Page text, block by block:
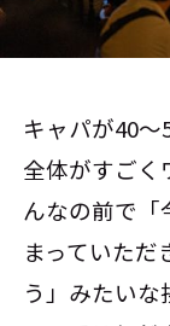
キャパが40
全体がすごく
んなの前で「
まっていただ
う」みたい